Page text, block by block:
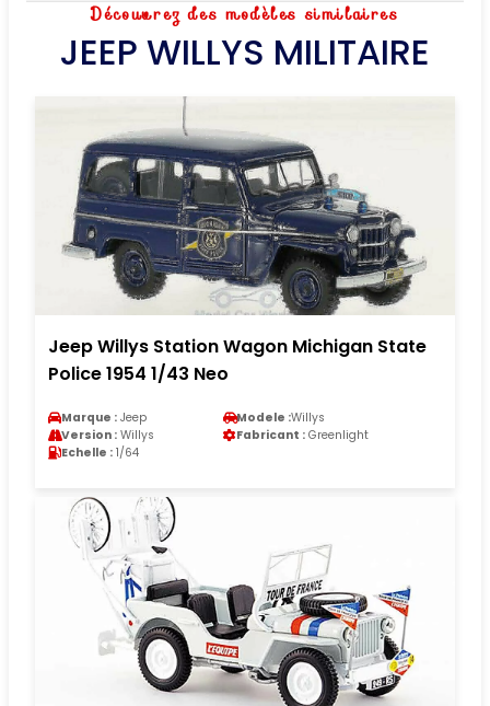
Découvrez des modèles similaires
JEEP WILLYS MILITAIRE
Jeep Willys Station Wagon Michigan State
Police 1954 1/43 Neo
Marque : Jeep Modele :Willys
Version : Willys Fabricant : Greenlight
Echelle : 1/64